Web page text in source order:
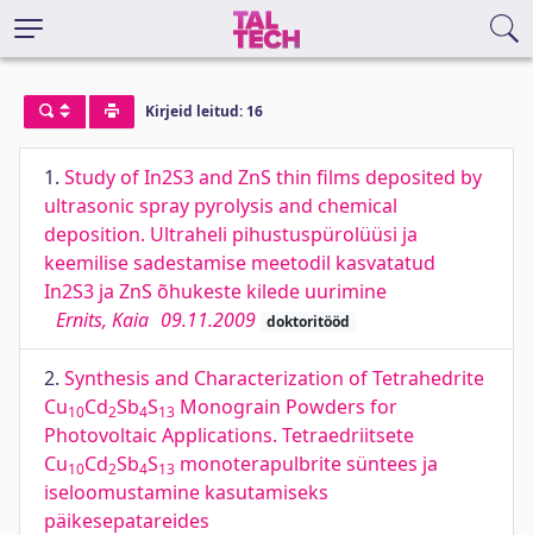
Kirjeid leitud: 16
1. Study of In2S3 and ZnS thin films deposited by
ultrasonic spray pyrolysis and chemical
deposition. Ultraheli pihustuspürolüüsi ja
keemilise sadestamise meetodil kasvatatud
In2S3 ja ZnS õhukeste kilede uurimine
Ernits, Kaia 09.11.2009 doktoritööd
2. Synthesis and Characterization of Tetrahedrite
Cu10Cd2Sb4S13 Monograin Powders for
Photovoltaic Applications. Tetraedriitsete
Cu10Cd2Sb4S13 monoterapulbrite süntees ja
iseloomustamine kasutamiseks
päikesepatareides